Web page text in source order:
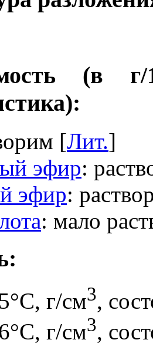
(в
[Лит.]
эфир:
эфир:
: мало
г/см3,
г/см3,